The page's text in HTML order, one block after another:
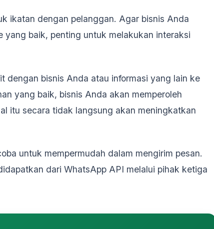
ikatan dengan pelanggan. Agar bisnis Anda
yang baik, penting untuk melakukan interaksi
dengan bisnis Anda atau informasi yang lain ke
yang baik, bisnis Anda akan memperoleh
itu secara tidak langsung akan meningkatkan
untuk mempermudah dalam mengirim pesan.
dari WhatsApp API melalui pihak ketiga